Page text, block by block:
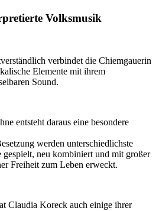
Volksmusik
verbindet die Chiemgauerin
Elemente mit ihrem
Sound.
entsteht daraus eine besondere
werden unterschiedlichste
gespielt, neu kombiniert und mit großer
Freiheit zum Leben erweckt.
Claudia Koreck auch einige ihrer